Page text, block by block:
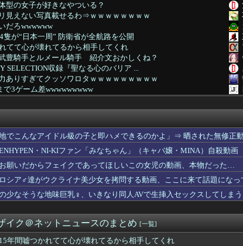
型の女子が好きなやついる？
見えない写真載せるわ⇒ｗｗｗｗｗｗｗｗ
だろwwwwww
隻が“日本一周” 防衛省が全航路を公開
てて心が壊れてるから相手してくれ
豊騎手とルメール騎手 紹介文おかしくね？
SELECTION収録『聖なる心のバリア ...
ありすぎてクッソワロタｗｗｗｗｗｗｗｗｗ
3ゲーム差wwwwwwwww
ちゃん呼びが揶揄する言葉として使われ、当事者から具体...
で配信開始 伝説のクソゲーだよ。
出産ありだと思う。そういう仕事あるならやってみたい
ガス供給会社「当局の調査に全面的に協力」 経産省...
歴史の概要【ポーランドボール】
んのお尻を意味もなく叩いてそうなキャラ【Liella...
ドル田村真佑ちゃん！！！【乃木坂46】
ービスエリア利用有料化すればサボらず走るし流問題解決...
佑都が東京のJ1開幕戦に来場「みなさまへご挨拶させて...
、美人すぎるｗ 【Pickup05164708】
ゃんの防災服ｗｗｗｗｗｗｗｗｗｗｗｗｗｗｗｗｗｗｗ...
と満足感」集英社オンラインショップで“43億円分”...
でこんなアイドル級の子と即ハメできるのかよ」⇒ 晒された無修正
ENHYPEN・NI-KIファン「みなちゃん」（キャバ嬢・MINA）自殺動画
お願いだからフェイクであってほしいこの女児の動画、本物だった…
ロシア♂達がウクライナ美少女を拷問する動画、ここに来て話題になっ
の少なそうな地味巨乳♀、いきなり同人AVで生挿入セックスしてしま
イク＠ネットニュースのまとめ [一覧]
年間嘘つかれてて心が壊れてるから相手してくれ